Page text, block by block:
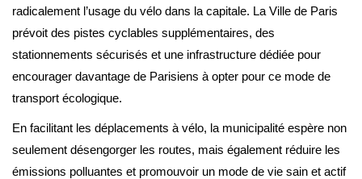
radicalement l’usage du vélo dans la capitale. La Ville de Paris
prévoit des pistes cyclables supplémentaires, des
stationnements sécurisés et une infrastructure dédiée pour
encourager davantage de Parisiens à opter pour ce mode de
transport écologique.
En facilitant les déplacements à vélo, la municipalité espère non
seulement désengorger les routes, mais également réduire les
émissions polluantes et promouvoir un mode de vie sain et actif